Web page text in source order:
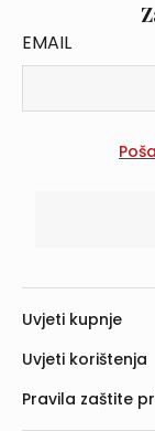
EMAIL
Uvjeti kupnje
Uvjeti korištenja
Pravila zaštite